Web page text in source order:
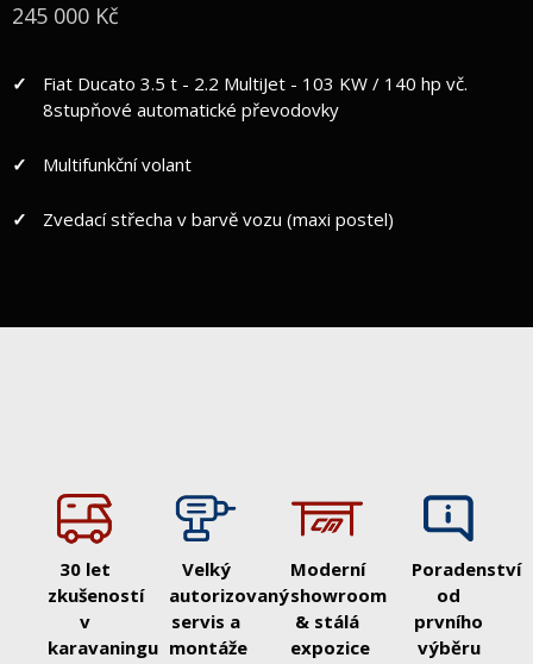
245 000 Kč
Fiat Ducato 3.5 t - 2.2 MultiJet - 103 KW / 140 hp vč.
8stupňové automatické převodovky
Multifunkční volant
Zvedací střecha v barvě vozu (maxi postel)
30 let
zkušeností
v
karavaningu
Velký
autorizovaný
servis a
montáže
Moderní
showroom
& stálá
expozice
Poradenství
od
prvního
výběru